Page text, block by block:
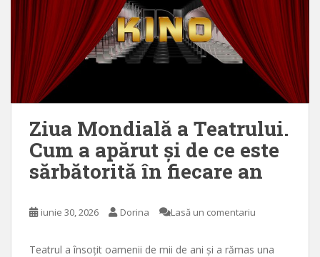
Ziua Mondială a Teatrului.
Cum a apărut și de ce este
sărbătorită în fiecare an
iunie 30, 2026 Dorina Lasă un comentariu
Teatrul a însoțit oamenii de mii de ani și a rămas una